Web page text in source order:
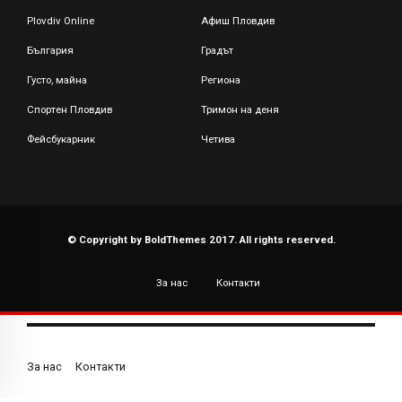
Plovdiv Online Афиш Пловдив
България Градът
Густо, майна Региона
Спортен Пловдив Тримон на деня
Фейсбукарник Четива
© Copyright by BoldThemes 2017. All rights reserved.
За нас Контакти
За нас Контакти